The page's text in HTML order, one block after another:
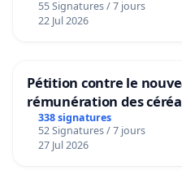
55 Signatures / 7 jours
22 Jul 2026
Pétition contre le
rémunération des
granum basé sur la
338 signatures
52 Signatures / 7 jours
27 Jul 2026